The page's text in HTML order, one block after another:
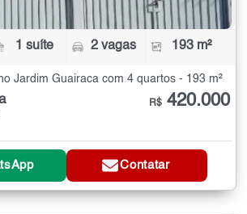
1 suíte 2 vagas 193 m²
Jardim Guairaca com 4 quartos - 193 m²
R$ 420.000
Contatar